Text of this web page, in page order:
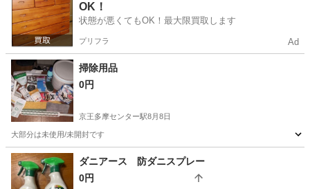
OK！
状態が悪くてもOK！最大限買取します
プリフラ Ad
掃除用品
0円
京王多摩センター駅8月8日
大部分は未使用/未開封です
東京 多摩市 京王多摩センター駅 掃除用具
ダニアース 防ダニスプレー
0円